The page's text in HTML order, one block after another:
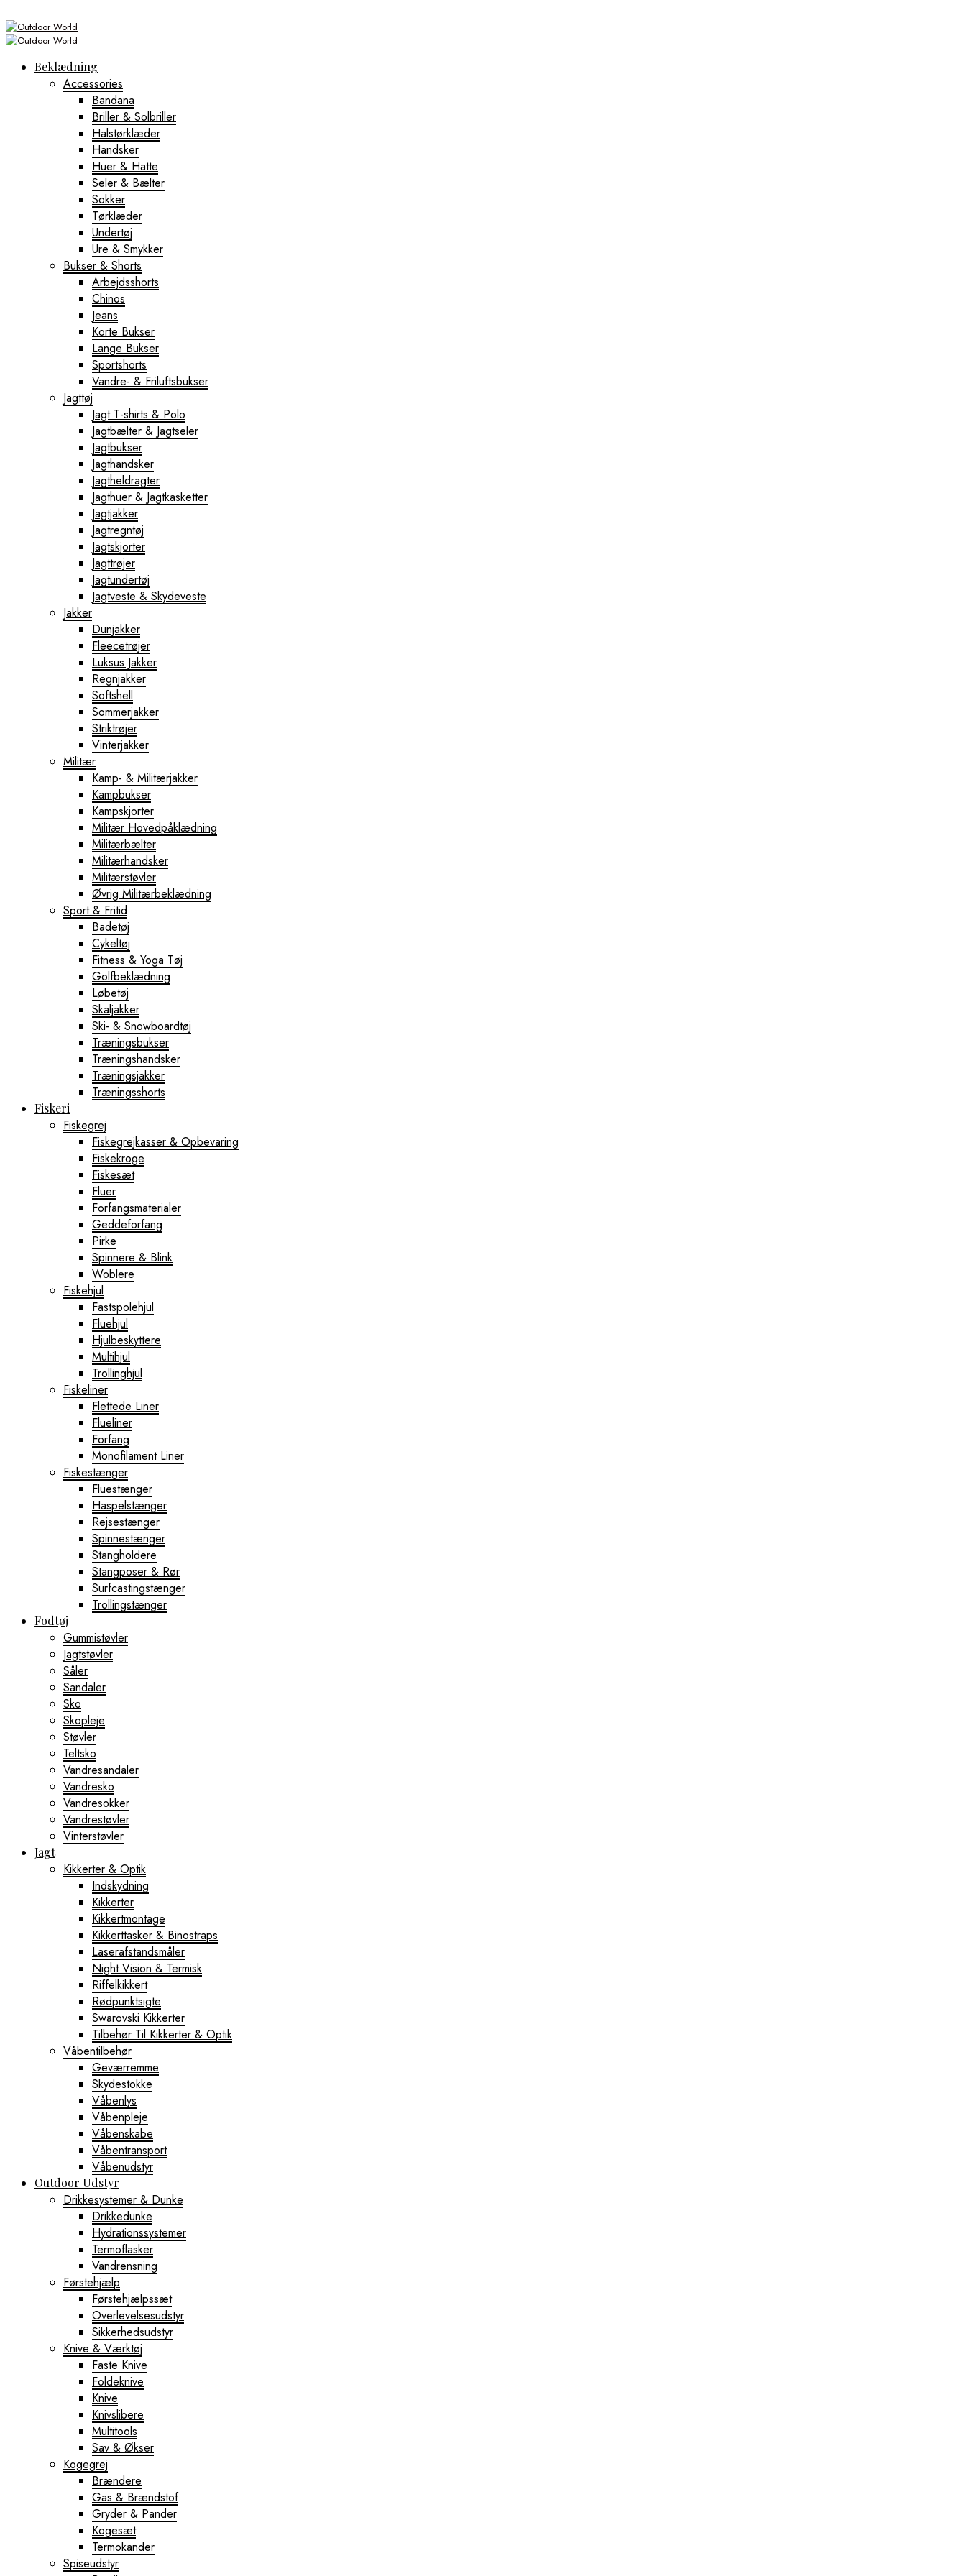
Beklædning
Accessories
Bandana
Briller & Solbriller
Halstørklæder
Handsker
Huer & Hatte
Seler & Bælter
Sokker
Tørklæder
Undertøj
Ure & Smykker
Bukser & Shorts
Arbejdsshorts
Chinos
Jeans
Korte Bukser
Lange Bukser
Sportshorts
Vandre- & Friluftsbukser
Jagttøj
Jagt T-shirts & Polo
Jagtbælter & Jagtseler
Jagtbukser
Jagthandsker
Jagtheldragter
Jagthuer & Jagtkasketter
Jagtjakker
Jagtregntøj
Jagtskjorter
Jagttrøjer
Jagtundertøj
Jagtveste & Skydeveste
Jakker
Dunjakker
Fleecetrøjer
Luksus Jakker
Regnjakker
Softshell
Sommerjakker
Striktrøjer
Vinterjakker
Militær
Kamp- & Militærjakker
Kampbukser
Kampskjorter
Militær Hovedpåklædning
Militærbælter
Militærhandsker
Militærstøvler
Øvrig Militærbeklædning
Sport & Fritid
Badetøj
Cykeltøj
Fitness & Yoga Tøj
Golfbeklædning
Løbetøj
Skaljakker
Ski- & Snowboardtøj
Træningsbukser
Træningshandsker
Træningsjakker
Træningsshorts
Fiskeri
Fiskegrej
Fiskegrejkasser & Opbevaring
Fiskekroge
Fiskesæt
Fluer
Forfangsmaterialer
Geddeforfang
Pirke
Spinnere & Blink
Woblere
Fiskehjul
Fastspolehjul
Fluehjul
Hjulbeskyttere
Multihjul
Trollinghjul
Fiskeliner
Flettede Liner
Flueliner
Forfang
Monofilament Liner
Fiskestænger
Fluestænger
Haspelstænger
Rejsestænger
Spinnestænger
Stangholdere
Stangposer & Rør
Surfcastingstænger
Trollingstænger
Fodtøj
Gummistøvler
Jagtstøvler
Såler
Sandaler
Sko
Skopleje
Støvler
Teltsko
Vandresandaler
Vandresko
Vandresokker
Vandrestøvler
Vinterstøvler
Jagt
Kikkerter & Optik
Indskydning
Kikkerter
Kikkertmontage
Kikkerttasker & Binostraps
Laserafstandsmåler
Night Vision & Termisk
Riffelkikkert
Rødpunktsigte
Swarovski Kikkerter
Tilbehør Til Kikkerter & Optik
Våbentilbehør
Geværremme
Skydestokke
Våbenlys
Våbenpleje
Våbenskabe
Våbentransport
Våbenudstyr
Outdoor Udstyr
Drikkesystemer & Dunke
Drikkedunke
Hydrationssystemer
Termoflasker
Vandrensning
Førstehjælp
Førstehjælpssæt
Overlevelsesudstyr
Sikkerhedsudstyr
Knive & Værktøj
Faste Knive
Foldeknive
Knive
Knivslibere
Multitools
Sav & Økser
Kogegrej
Brændere
Gas & Brændstof
Gryder & Pander
Kogesæt
Termokander
Spiseudstyr